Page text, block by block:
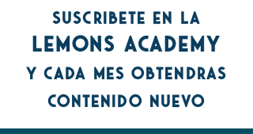
SUSCRiBETE EN LA
lemonS ACADEMY
Y CADA MES OBTENDRaS
CONTENIDO NUEVO